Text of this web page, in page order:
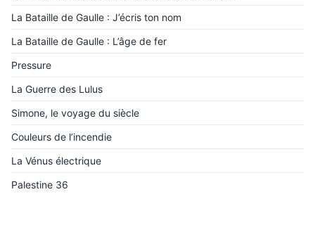
La Bataille de Gaulle : J’écris ton nom
La Bataille de Gaulle : L’âge de fer
Pressure
La Guerre des Lulus
Simone, le voyage du siècle
Couleurs de l’incendie
La Vénus électrique
Palestine 36